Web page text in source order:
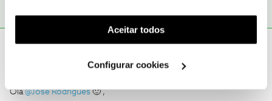
funcionalidade) e adaptar anúncios aos seus interesses
(cookies de publicidade personalizada). Pode gerir a
utilização dos cookies clicando em "Configurar
Aceitar todos
Configurar cookies
Ana P. Forum|Forum|6 years ago
Bem-vindo ao Fórum@P. Marques🙂 ,
Olá@Jose Rodrigues🙂 ,